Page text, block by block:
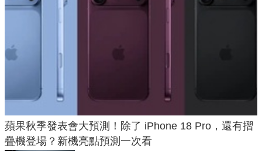
蘋果秋季發表會大預測！除了 iPhone 18 Pro，還有摺
疊機登場？新機亮點預測一次看